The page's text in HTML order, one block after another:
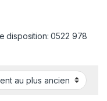
disposition: 0522 978